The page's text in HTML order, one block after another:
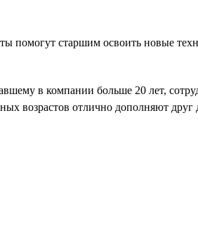
помогут старшим освоить новые
в компании больше 20 лет,
возрастов отлично дополняют